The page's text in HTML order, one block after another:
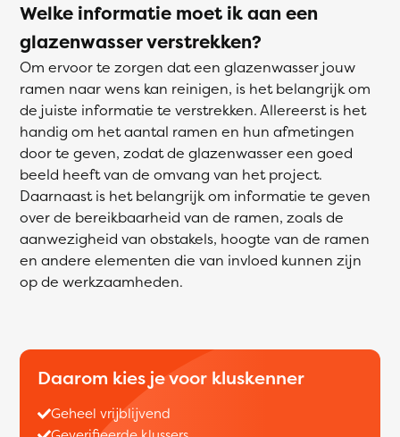
Welke informatie moet ik aan een
glazenwasser verstrekken?
Om ervoor te zorgen dat een glazenwasser jouw
ramen naar wens kan reinigen, is het belangrijk om
de juiste informatie te verstrekken. Allereerst is het
handig om het aantal ramen en hun afmetingen
door te geven, zodat de glazenwasser een goed
beeld heeft van de omvang van het project.
Daarnaast is het belangrijk om informatie te geven
over de bereikbaarheid van de ramen, zoals de
aanwezigheid van obstakels, hoogte van de ramen
en andere elementen die van invloed kunnen zijn
op de werkzaamheden.
Daarom kies je voor kluskenner
Geheel vrijblijvend